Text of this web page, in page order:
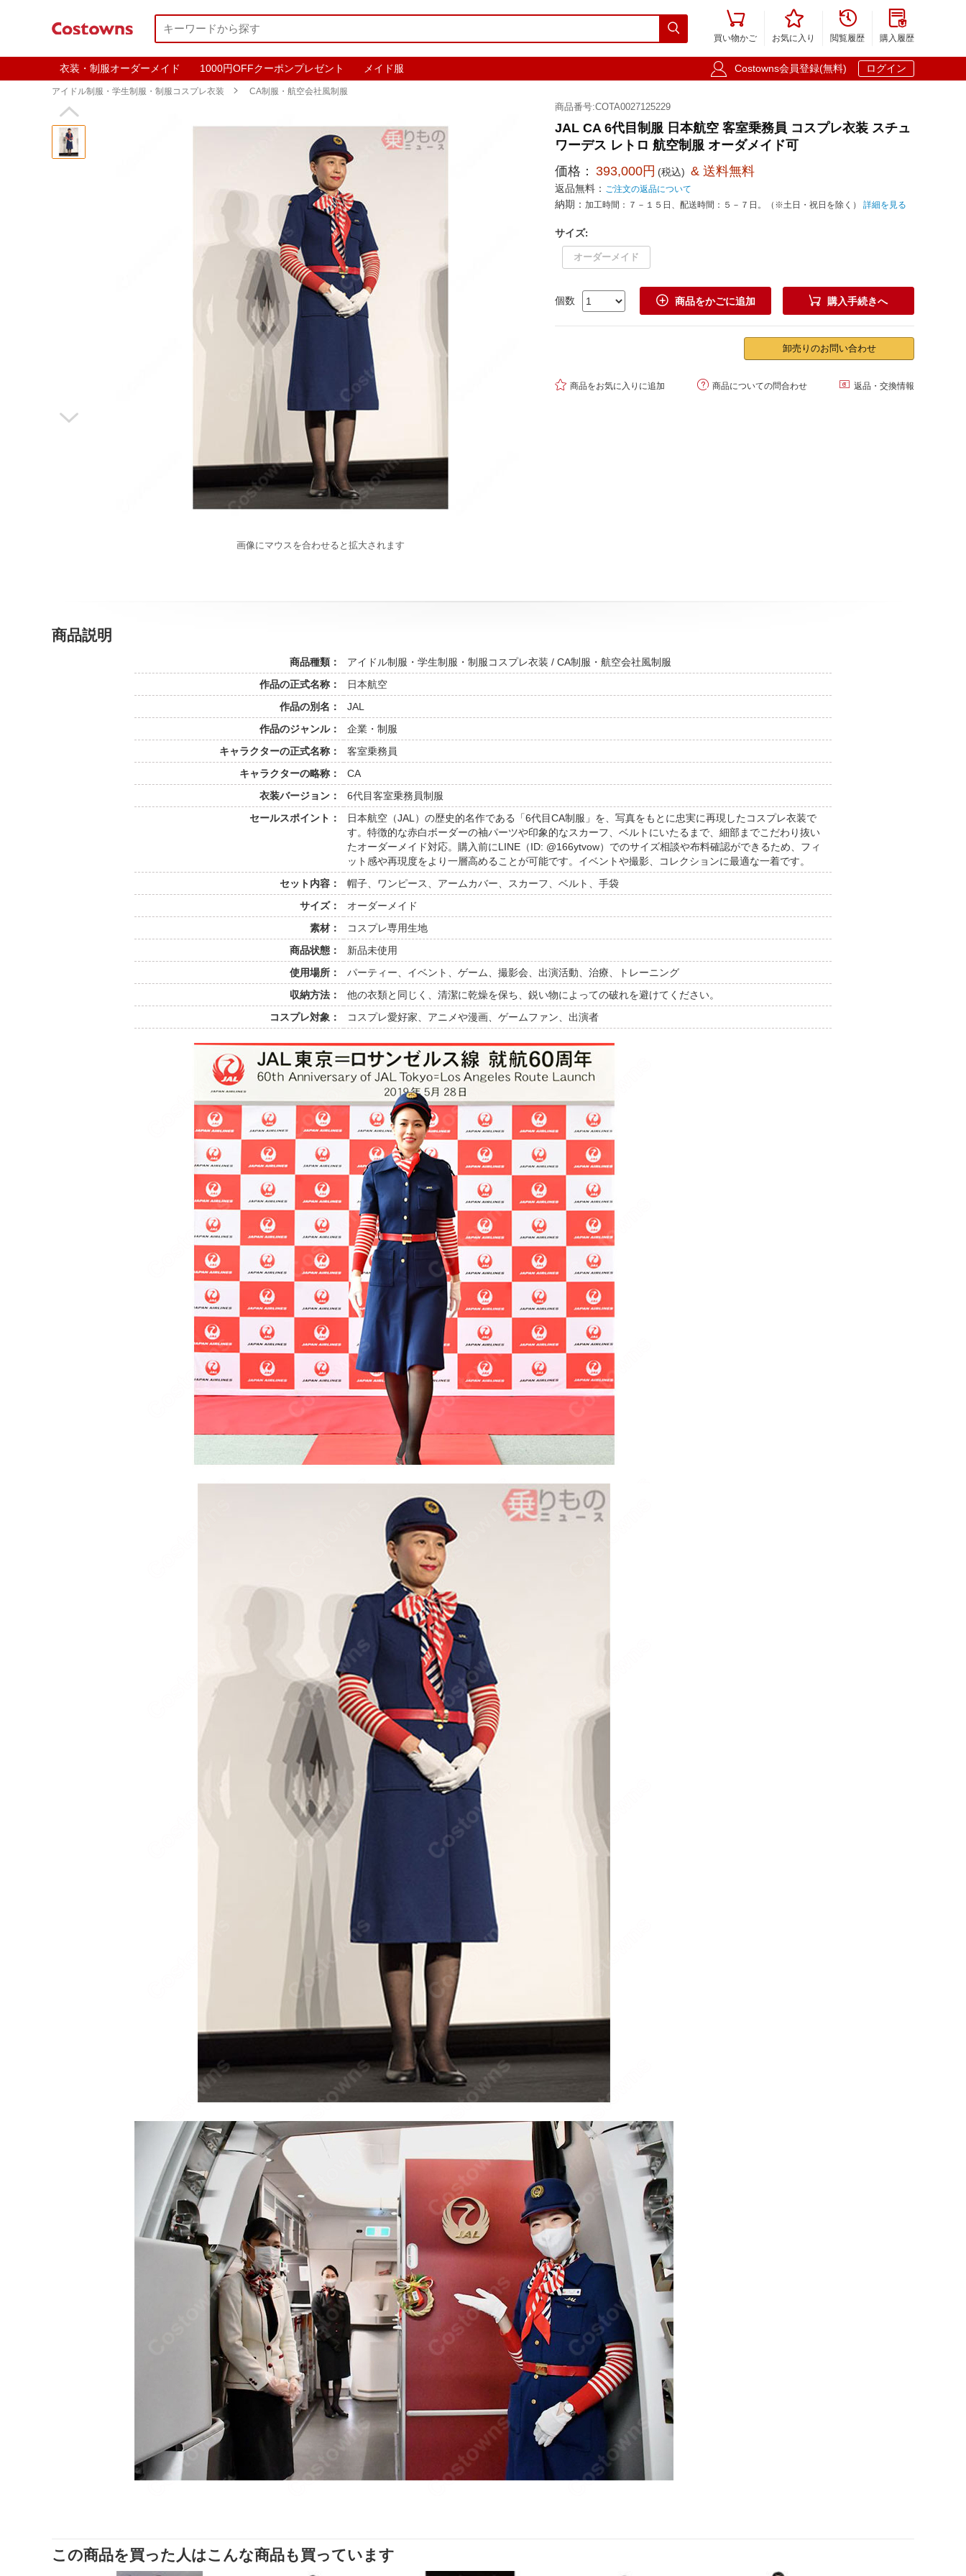


買い物かご

お気に入り

閲覧履歴

購入履歴
衣装・制服オーダーメイド 1000円OFFクーポンプレゼント メイド服  Costowns会員登録(無料) ログイン
アイドル制服・学生制服・制服コスプレ衣装  CA制服・航空会社風制服


画像にマウスを合わせると拡大されます
商品番号:COTA0027125229
JAL CA 6代目制服 日本航空 客室乗務員 コスプレ衣装 スチュ
ワーデス レトロ 航空制服 オーダメイド可
価格： 393,000円 (税込) & 送料無料
返品無料： ご注文の返品について
納期： 加工時間：７－１５日、配送時間：５－７日。（※土日・祝日を除く） 詳細を見る
サイズ:
オーダーメイド
個数  商品をかごに追加  購入手続きへ
卸売りのお問い合わせ
 商品をお気に入りに追加  商品についての問合わせ  返品・交換情報
商品説明
商品種類：
アイドル制服・学生制服・制服コスプレ衣装 / CA制服・航空会社風制服
作品の正式名称：
日本航空
作品の別名：
JAL
作品のジャンル：
企業・制服
キャラクターの正式名称：
客室乗務員
キャラクターの略称：
CA
衣装バージョン：
6代目客室乗務員制服
セールスポイント：
日本航空（JAL）の歴史的名作である「6代目CA制服」を、写真をもとに忠実に再現したコスプレ衣装で
す。特徴的な赤白ボーダーの袖パーツや印象的なスカーフ、ベルトにいたるまで、細部までこだわり抜い
たオーダーメイド対応。購入前にLINE（ID: @166ytvow）でのサイズ相談や布料確認ができるため、フィ
ット感や再現度をより一層高めることが可能です。イベントや撮影、コレクションに最適な一着です。
セット内容：
帽子、ワンピース、アームカバー、スカーフ、ベルト、手袋
サイズ：
オーダーメイド
素材：
コスプレ専用生地
商品状態：
新品未使用
使用場所：
パーティー、イベント、ゲーム、撮影会、出演活動、治療、トレーニング
収納方法：
他の衣類と同じく、清潔に乾燥を保ち、鋭い物によっての破れを避けてください。
コスプレ対象：
コスプレ愛好家、アニメや漫画、ゲームファン、出演者
この商品を買った人はこんな商品も買っています